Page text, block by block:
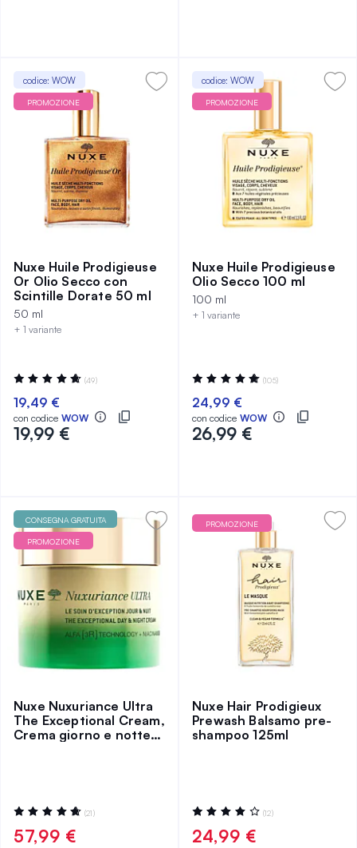
codice: WOW
PROMOZIONE
Nuxe Huile Prodigieuse
Or Olio Secco con
Scintille Dorate 50 ml
50 ml
+ 1 variante
Valutazione:
95%
(49)
19,49 €
con codice WOW
19,99 €
codice: WOW
PROMOZIONE
Nuxe Huile Prodigieuse
Olio Secco 100 ml
100 ml
+ 1 variante
Valutazione:
99%
(105)
24,99 €
con codice WOW
26,99 €
CONSEGNA GRATUITA
PROMOZIONE
Nuxe Nuxuriance Ultra
The Exceptional Cream,
Crema giorno e notte
Valutazione:
95%
(21)
57,99 €
PROMOZIONE
Nuxe Hair Prodigieux
Prewash Balsamo pre-
shampoo 125ml
Valutazione:
83%
(12)
24,99 €